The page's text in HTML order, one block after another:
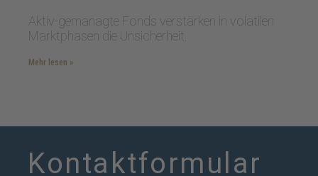
Aktiv-gemanagte Fonds verstärken in volatilen
Marktphasen die Unsicherheit.
Mehr lesen »
Kontaktformular